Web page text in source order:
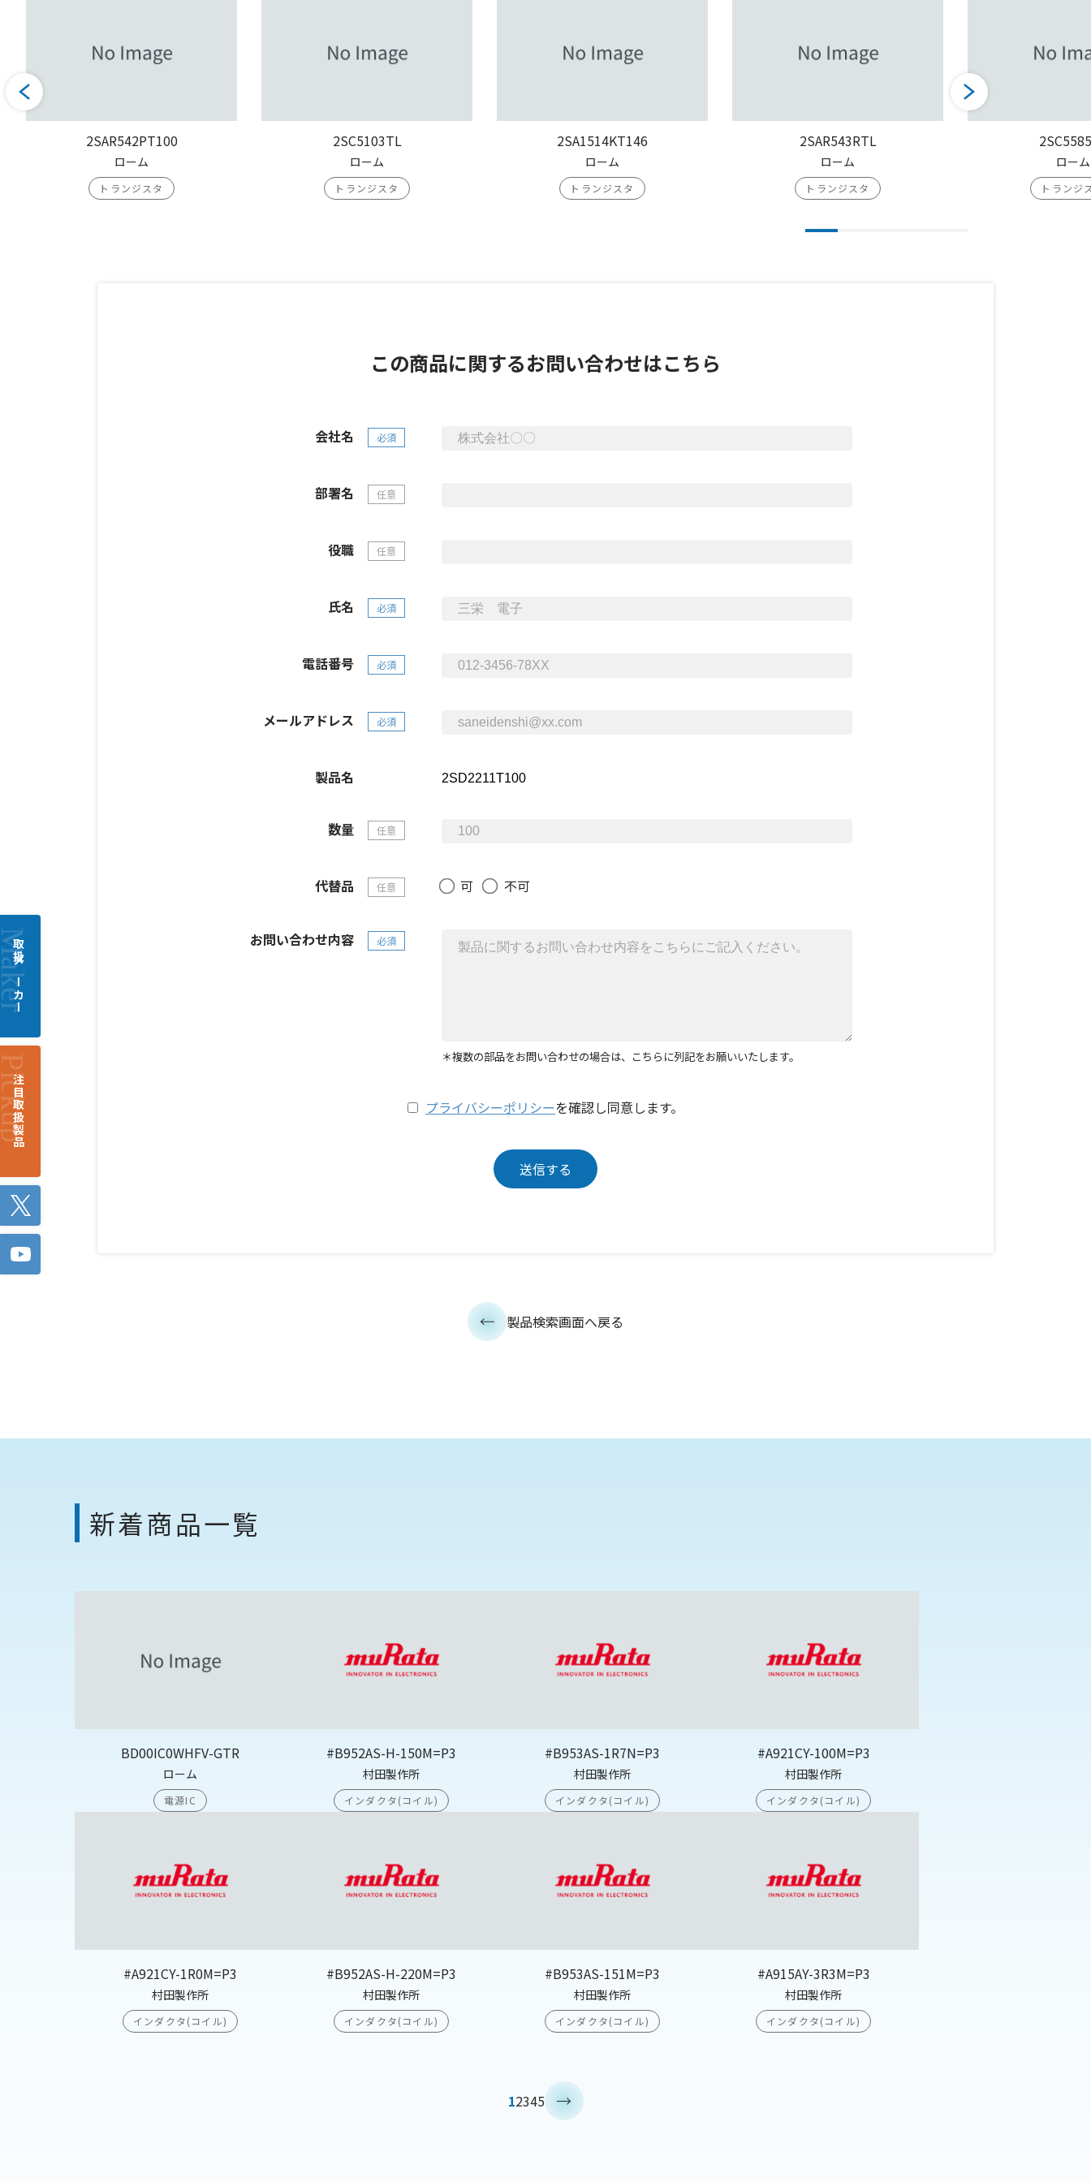
2SAR542PT100
ローム
トランジスタ
2SC5103TL
ローム
トランジスタ
2SA1514KT146
ローム
トランジスタ
2SAR543RTL
ローム
トランジスタ
ローム
トランジ
この商品に関するお問い合わせはこちら
会社名 必須
部署名 任意
役職 任意
氏名 必須
電話番号 必須
メールアドレス 必須
製品名
数量 任意
代替品 任意 可 不可
お問い合わせ内容 必須
＊複数の部品をお問い合わせの場合は、こちらに列記をお願いいたします。
プライバシーポリシーを確認し同意します。
製品検索画面へ戻る
新着商品一覧
BD00IC0WHFV-GTR
ローム
電源IC
#B952AS-H-150M=P3
村田製作所
インダクタ(コイル)
#B953AS-1R7N=P3
村田製作所
インダクタ(コイル)
#A921CY-100M=P3
村田製作所
インダクタ(コイル)
#A921CY-1R0M=P3
村田製作所
インダクタ(コイル)
#B952AS-H-220M=P3
村田製作所
インダクタ(コイル)
#B953AS-151M=P3
村田製作所
インダクタ(コイル)
#A915AY-3R3M=P3
村田製作所
インダクタ(コイル)
12345
取扱メーカー
注目取扱製品